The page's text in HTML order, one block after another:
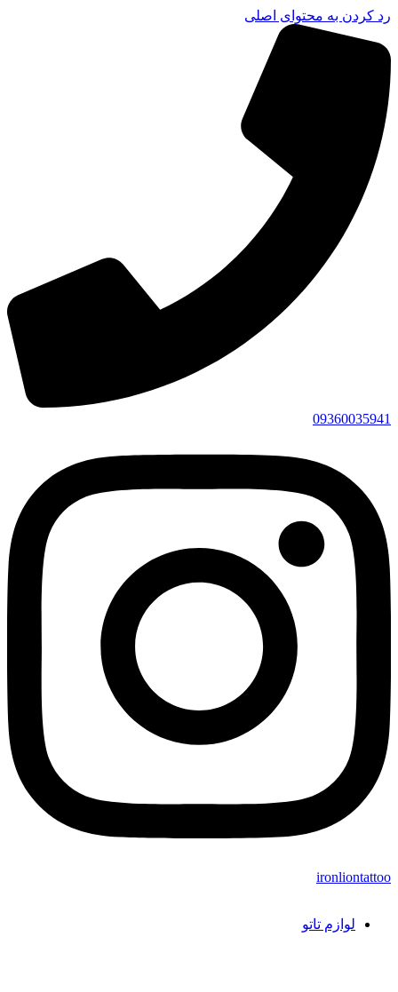
رد کردن به محتوای اصلی
09360035941
ironliontattoo
لوازم تاتو